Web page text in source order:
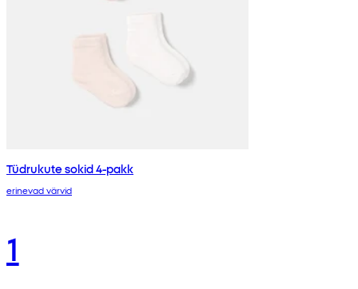
Tüdrukute sokid 4-pakk
erinevad värvid
1